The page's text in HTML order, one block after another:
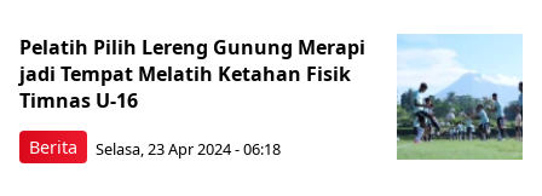
Berita
Pelatih Pilih Lereng Gunung Merapi
jadi Tempat Melatih Ketahan Fisik
Timnas U-16
Selasa, 23 Apr 2024 - 06:18